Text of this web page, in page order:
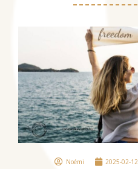
Noémi 2025-02-12